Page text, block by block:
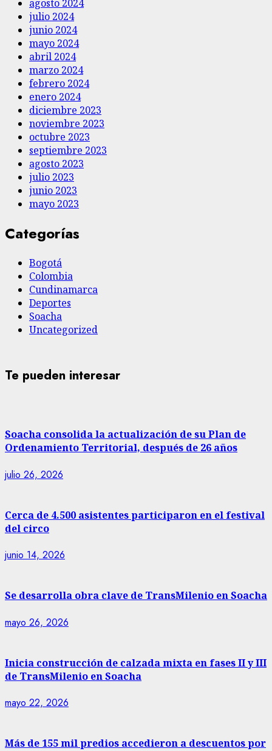
agosto 2024
julio 2024
junio 2024
mayo 2024
abril 2024
marzo 2024
febrero 2024
enero 2024
diciembre 2023
noviembre 2023
octubre 2023
septiembre 2023
agosto 2023
julio 2023
junio 2023
mayo 2023
Categorías
Bogotá
Colombia
Cundinamarca
Deportes
Soacha
Uncategorized
Te pueden interesar
Soacha consolida la actualización de su Plan de
Ordenamiento Territorial, después de 26 años
julio 26, 2026
Cerca de 4.500 asistentes participaron en el festival
del circo
junio 14, 2026
Se desarrolla obra clave de TransMilenio en Soacha
mayo 26, 2026
Inicia construcción de calzada mixta en fases II y III
de TransMilenio en Soacha
mayo 22, 2026
Más de 155 mil predios accedieron a descuentos por